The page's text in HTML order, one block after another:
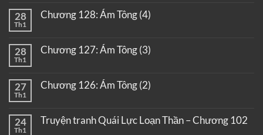
28
Th1
Chương 128: Ám Tông (4)
28
Th1
Chương 127: Ám Tông (3)
27
Th1
Chương 126: Ám Tông (2)
24
Th1
Truyện tranh Quái Lực Loạn Thần – Chương 102